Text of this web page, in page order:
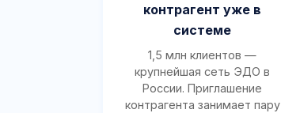
контрагент уже в
системе
1,5 млн клиентов —
крупнейшая сеть ЭДО в
России. Приглашение
контрагента занимает пару